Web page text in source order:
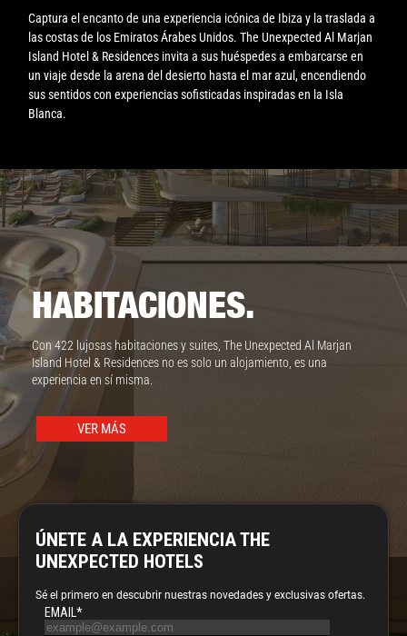
Captura el encanto de una experiencia icónica de Ibiza y la traslada a
las costas de los Emiratos Árabes Unidos. The Unexpected Al Marjan
Island Hotel & Residences invita a sus huéspedes a embarcarse en
un viaje desde la arena del desierto hasta el mar azul, encendiendo
sus sentidos con experiencias sofisticadas inspiradas en la Isla
Blanca.
HABITACIONES.
Con 422 lujosas habitaciones y suites, The Unexpected Al Marjan
Island Hotel & Residences no es solo un alojamiento, es una
experiencia en sí misma.
VER MÁS